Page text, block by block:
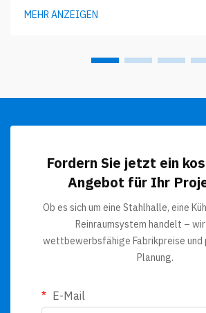
und einer inneren Schicht, die meist aus
besteht. Diese Bauweise macht sie
MEHR ANZEIGEN
Fordern Sie jetzt ein
Angebot für Ihr
Ob es sich um eine Stahlhalle, eine
Reinraumsystem handelt –
wettbewerbsfähige Fabrikpreise
Planung.
E-Mail